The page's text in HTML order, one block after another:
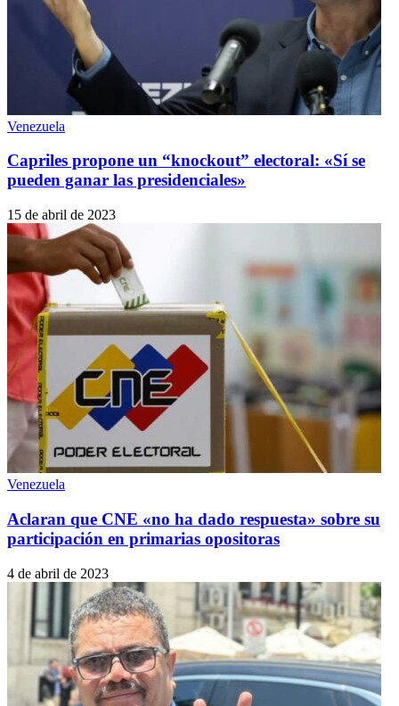
Venezuela
Capriles propone un “knockout” electoral: «Sí se
pueden ganar las presidenciales»
15 de abril de 2023
Venezuela
Aclaran que CNE «no ha dado respuesta» sobre su
participación en primarias opositoras
4 de abril de 2023